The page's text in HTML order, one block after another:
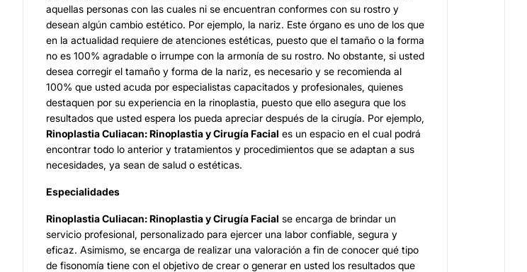
aquellas personas con las cuales ni se encuentran conformes con su rostro y
desean algún cambio estético. Por ejemplo, la nariz. Este órgano es uno de los que
en la actualidad requiere de atenciones estéticas, puesto que el tamaño o la forma
no es 100% agradable o irrumpe con la armonía de su rostro. No obstante, si usted
desea corregir el tamaño y forma de la nariz, es necesario y se recomienda al
100% que usted acuda por especialistas capacitados y profesionales, quienes
destaquen por su experiencia en la rinoplastia, puesto que ello asegura que los
resultados que usted espera los pueda apreciar después de la cirugía. Por ejemplo,
Rinoplastia Culiacan: Rinoplastia y Cirugía Facial es un espacio en el cual podrá
encontrar todo lo anterior y tratamientos y procedimientos que se adaptan a sus
necesidades, ya sean de salud o estéticas.
Especialidades
Rinoplastia Culiacan: Rinoplastia y Cirugía Facial se encarga de brindar un
servicio profesional, personalizado para ejercer una labor confiable, segura y
eficaz. Asimismo, se encarga de realizar una valoración a fin de conocer qué tipo
de fisonomía tiene con el objetivo de crear o generar en usted los resultados que